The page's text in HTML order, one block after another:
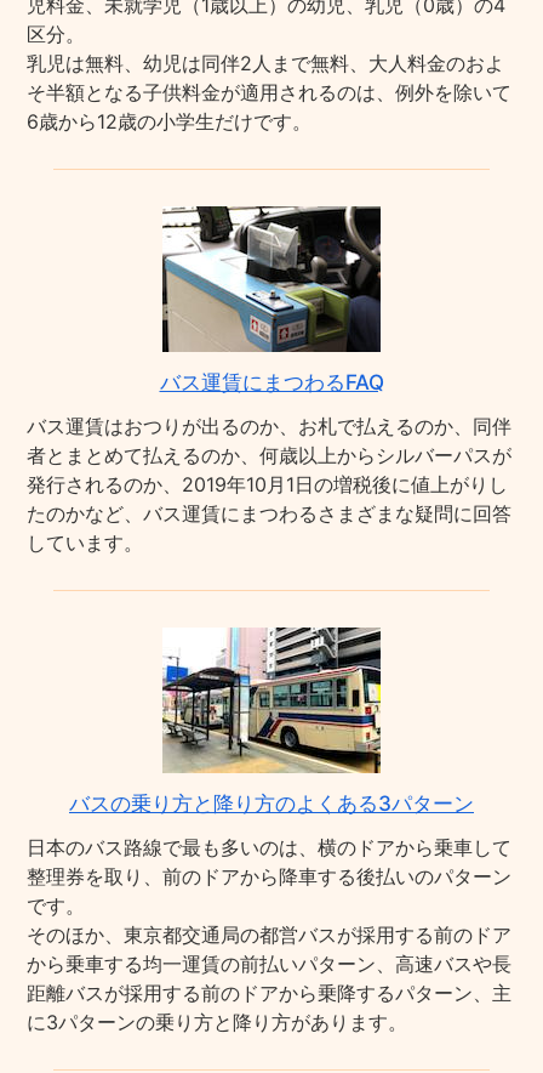
児料金、未就学児（1歳以上）の幼児、乳児（0歳）の4
区分。
乳児は無料、幼児は同伴2人まで無料、大人料金のおよ
そ半額となる子供料金が適用されるのは、例外を除いて
6歳から12歳の小学生だけです。
バス運賃にまつわるFAQ
バス運賃はおつりが出るのか、お札で払えるのか、同伴
者とまとめて払えるのか、何歳以上からシルバーパスが
発行されるのか、2019年10月1日の増税後に値上がりし
たのかなど、バス運賃にまつわるさまざまな疑問に回答
しています。
バスの乗り方と降り方のよくある3パターン
日本のバス路線で最も多いのは、横のドアから乗車して
整理券を取り、前のドアから降車する後払いのパターン
です。
そのほか、東京都交通局の都営バスが採用する前のドア
から乗車する均一運賃の前払いパターン、高速バスや長
距離バスが採用する前のドアから乗降するパターン、主
に3パターンの乗り方と降り方があります。